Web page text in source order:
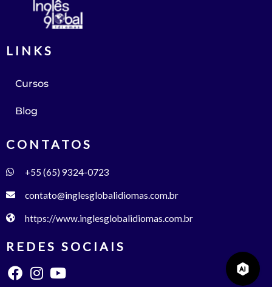
LINKS
Cursos
Blog
CONTATOS
+55 (65) 9324-0723
contato@inglesglobalidiomas.com.br
https://www.inglesglobalidiomas.com.br
REDES SOCIAIS